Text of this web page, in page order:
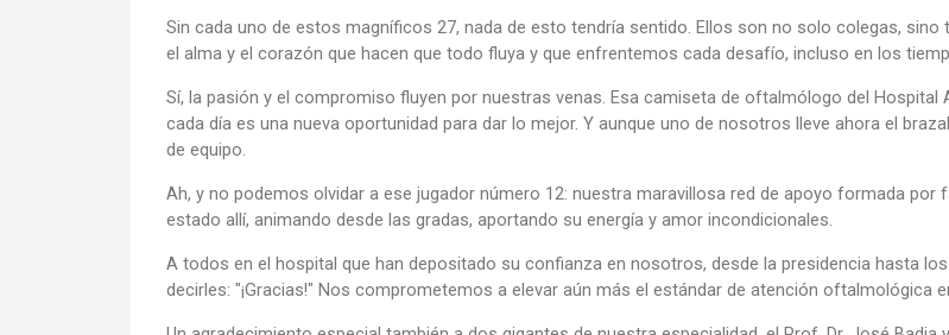
Sin cada uno de estos magníficos 27, nada de esto tendría sentido. Ellos son no solo colegas,
el alma y el corazón que hacen que todo fluya y que enfrentemos cada desafío, incluso en los
Sí, la pasión y el compromiso fluyen por nuestras venas. Esa camiseta de oftalmólogo del
cada día es una nueva oportunidad para dar lo mejor. Y aunque uno de nosotros lleve ahora el
de equipo.
Ah, y no podemos olvidar a ese jugador número 12: nuestra maravillosa red de apoyo formada
estado allí, animando desde las gradas, aportando su energía y amor incondicionales.
A todos en el hospital que han depositado su confianza en nosotros, desde la presidencia hasta
decirles: "¡Gracias!" Nos comprometemos a elevar aún más el estándar de atención oftalmológica